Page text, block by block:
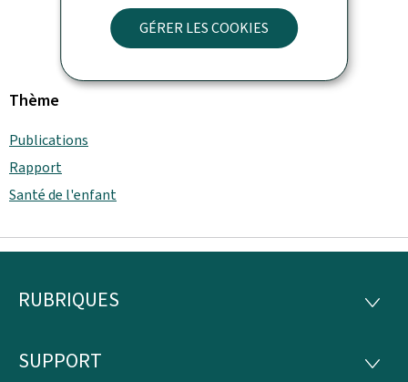
GÉRER LES COOKIES
Thème
Publications
Rapport
Santé de l'enfant
Pied
page
RUBRIQUES
SUPPORT